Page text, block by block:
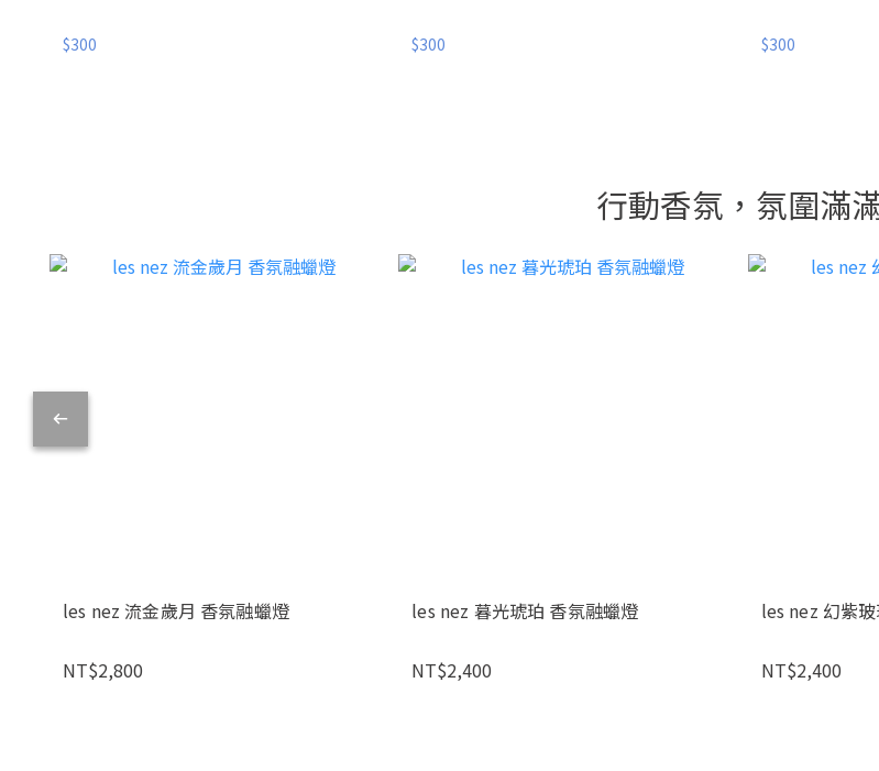
$300 $300 $300
行動香氛，氛圍滿
les nez 流金歲月 香氛融蠟燈
NT$2,800
les nez 暮光琥珀 香氛融蠟燈
NT$2,400
les nez 幻紫
NT$2,400